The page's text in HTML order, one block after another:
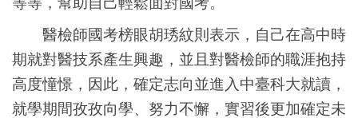
醫檢師國考榜眼胡琇紋則表示，自己在高中時
期就對醫技系產生興趣，並且對醫檢師的職涯抱持
高度憧憬，因此，確定志向並進入中臺科大就讀，
就學期間孜孜向學、努力不懈，實習後更加確定未